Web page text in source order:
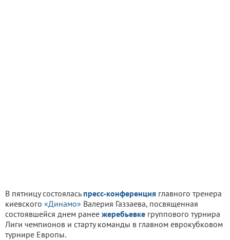
В пятницу состоялась пресс-конференция главного тренера
киевского «Динамо» Валерия Газзаева, посвященная
состоявшейся днем ранее жеребьевке группового турнира
Лиги чемпионов и старту команды в главном еврокубковом
турнире Европы.